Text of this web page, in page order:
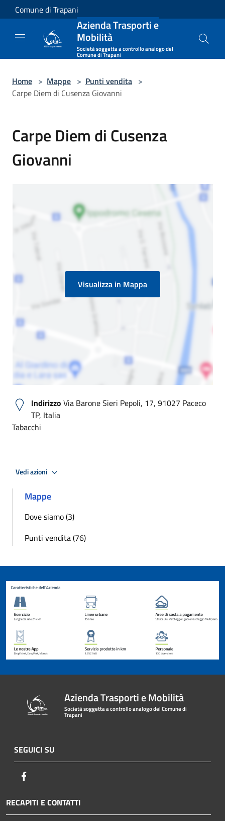
Salta al contenuto principale
Comune di Trapani
Azienda Trasporti e
Mobilità
Società soggetta a controllo analogo del
Comune di Trapani
Home > Mappe > Punti vendita >
Carpe Diem di Cusenza Giovanni
Carpe Diem di Cusenza
Giovanni
Visualizza in Mappa
Indirizzo Via Barone Sieri Pepoli, 17, 91027 Paceco
TP, Italia
Tabacchi
Vedi azioni
Mappe
Dove siamo (3)
Punti vendita (76)
Azienda Trasporti e Mobilità
Società soggetta a controllo analogo del Comune di
Trapani
SEGUICI SU
RECAPITI E CONTATTI